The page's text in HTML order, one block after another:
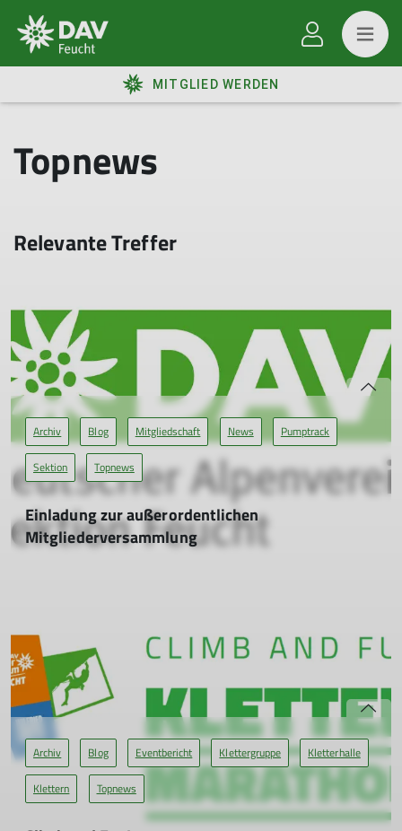
MITGLIED WERDEN
Topnews
Relevante Treffer
Archiv Blog Mitgliedschaft News Pumptrack
Sektion Topnews
Einladung zur außerordentlichen
Mitgliederversammlung
außerordentlichen Mitgliederversammlung ein. Sie findet am
23. April um 19 Uhr in der alten AWO, Hauptstraße 40, 90537
Feucht, statt.
mehr erfahren
Archiv Blog Eventbericht Klettergruppe Kletterhalle
Klettern Topnews